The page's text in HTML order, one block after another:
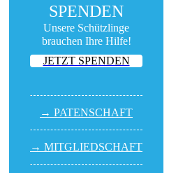
SPENDEN
Unsere Schützlinge
brauchen Ihre Hilfe!
JETZT SPENDEN
→ PATEN­SCHAFT
→ MITGLIED­SCHAFT